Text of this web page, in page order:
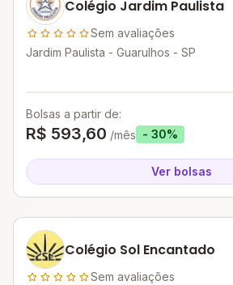
Colégio Jardim Paulista
Sem avaliações
Jardim Paulista - Guarulhos - SP
Bolsas a partir de:
R$ 593,60 /mês - 30%
Ver bolsas
Colégio Sol Encantado
Sem avaliações